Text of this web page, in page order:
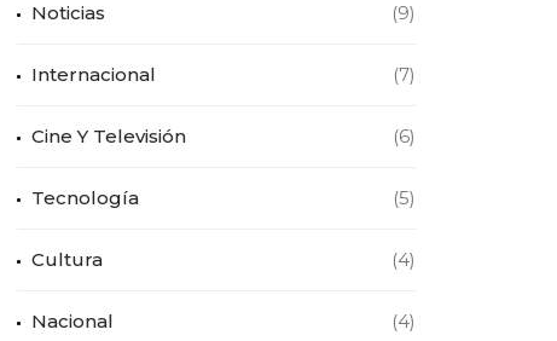
Noticias (9)
Internacional (7)
Cine Y Televisión (6)
Tecnología (5)
Cultura (4)
Nacional (4)